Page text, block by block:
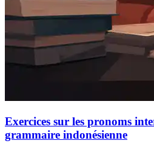
Exercices sur les pronoms
grammaire indonésienne